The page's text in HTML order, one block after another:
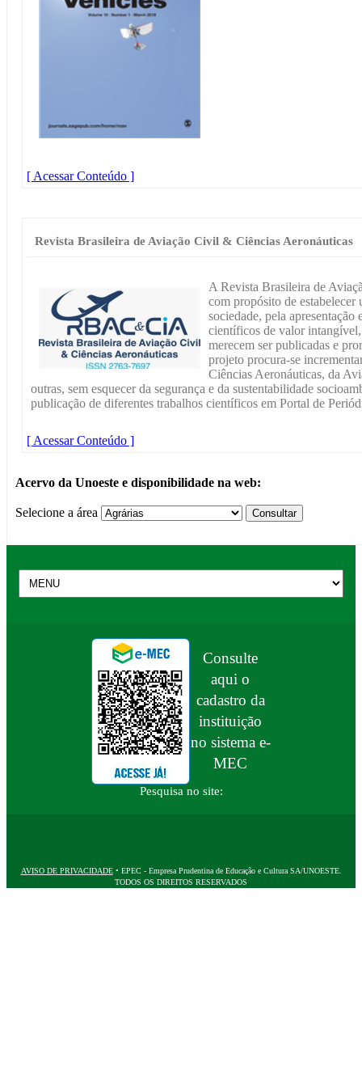
[ Acessar Conteúdo ]
Revista Brasileira de Aviação Civil & Ciências Aeronáuticas
A Revista Brasileira de
com propósito de
sociedade, pela
científicos de valor intangível,
merecem ser publicadas e
projeto procura-se
Ciências Aeronáuticas, da
outras, sem esquecer da segurança e da sustentabilidade
publicação de diferentes trabalhos científicos em Portal de
[ Acessar Conteúdo ]
Acervo da Unoeste e disponibilidade na web:
Selecione a área
Consulte
aqui o
cadastro da
instituição
no sistema e-
MEC
Pesquisa no site:
AVISO DE PRIVACIDADE• EPEC - Empresa Prudentina de Educação e Cultura SA/UNOESTE.
TODOS OS DIREITOS RESERVADOS